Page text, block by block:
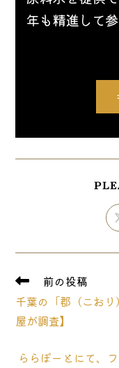
年も精進して
そ
他
の
を
前の投稿
千葉の「郡（こお
屋が調査】
ららぽーとにて、